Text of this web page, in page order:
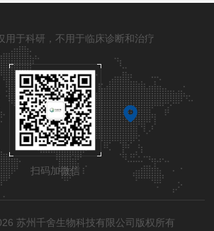
用于科研，不用于临床诊断和治疗
扫码加微信
苏州千舍生物科技有限公司版权所有